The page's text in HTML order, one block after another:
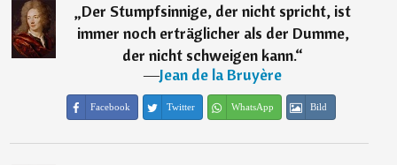
„Der Stumpfsinnige, der nicht spricht, ist
immer noch erträglicher als der Dumme,
der nicht schweigen kann.“
―Jean de la Bruyère
Facebook Twitter WhatsApp Bild